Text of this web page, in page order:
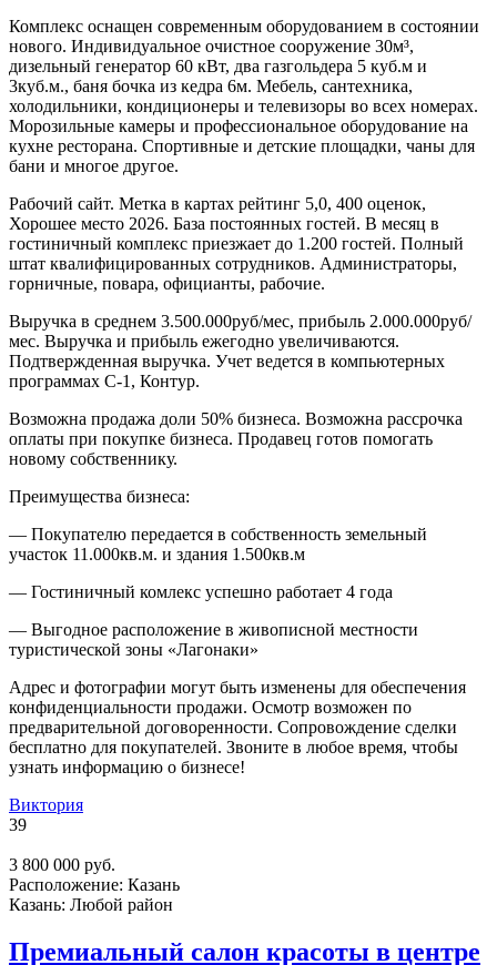
Комплекс оснащен современным оборудованием в состоянии
нового. Индивидуальное очистное сооружение 30м³,
дизельный генератор 60 кВт, два газгольдера 5 куб.м и
3куб.м., баня бочка из кедра 6м. Мебель, сантехника,
холодильники, кондиционеры и телевизоры во всех номерах.
Морозильные камеры и профессиональное оборудование на
кухне ресторана. Спортивные и детские площадки, чаны для
бани и многое другое.
Рабочий сайт. Метка в картах рейтинг 5,0, 400 оценок,
Хорошее место 2026. База постоянных гостей. В месяц в
гостиничный комплекс приезжает до 1.200 гостей. Полный
штат квалифицированных сотрудников. Администраторы,
горничные, повара, официанты, рабочие.
Выручка в среднем 3.500.000руб/мес, прибыль 2.000.000руб/
мес. Выручка и прибыль ежегодно увеличиваются.
Подтвержденная выручка. Учет ведется в компьютерных
программах С-1, Контур.
Возможна продажа доли 50% бизнеса. Возможна рассрочка
оплаты при покупке бизнеса. Продавец готов помогать
новому собственнику.
Преимущества бизнеса:
— Покупателю передается в собственность земельный
участок 11.000кв.м. и здания 1.500кв.м
— Гостиничный комлекс успешно работает 4 года
— Выгодное расположение в живописной местности
туристической зоны «Лагонаки»
Адрес и фотографии могут быть изменены для обеспечения
конфиденциальности продажи. Осмотр возможен по
предварительной договоренности. Сопровождение сделки
бесплатно для покупателей. Звоните в любое время, чтобы
узнать информацию о бизнесе!
Виктория
39
3 800 000 руб.
Расположение: Казань
Казань: Любой район
Премиальный салон красоты в центре